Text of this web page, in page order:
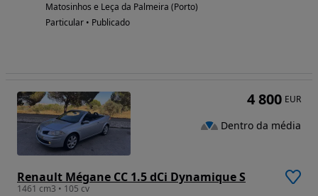
Matosinhos e Leça da Palmeira (Porto)
Particular • Publicado
Renault Mégane CC 1.5 dCi Dynamique S
1461 cm3 • 105 cv
4 800 EUR
Dentro da média